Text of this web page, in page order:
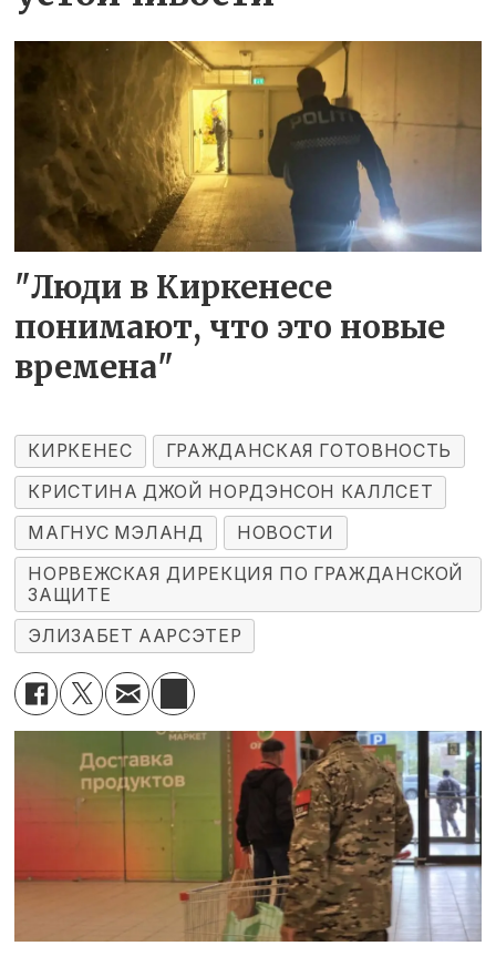
"Люди в Киркенесе
понимают, что это новые
времена"
КИРКЕНЕС
ГРАЖДАНСКАЯ ГОТОВНОСТЬ
КРИСТИНА ДЖОЙ НОРДЭНСОН КАЛЛСЕТ
МАГНУС МЭЛАНД
НОВОСТИ
НОРВЕЖСКАЯ ДИРЕКЦИЯ ПО ГРАЖДАНСКОЙ
ЗАЩИТЕ
ЭЛИЗАБЕТ ААРСЭТЕР